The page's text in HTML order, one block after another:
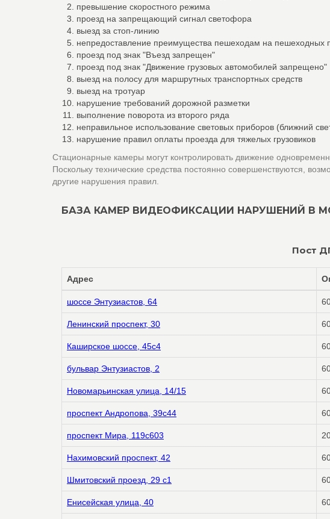
превышение скоростного режима
проезд на запрещающий сигнал светофора
выезд за стоп-линию
непредоставление преимущества пешеходам на пешеходных
проезд под знак "Въезд запрещен"
проезд под знак "Движение грузовых автомобилей запрещено"
выезд на полосу для маршрутных транспортных средств
выезд на тротуар
нарушение требований дорожной разметки
выполнение поворота из второго ряда
неправильное использование световых приборов (ближний
нарушение правил оплаты проезда для тяжелых грузовиков
Стационарные камеры могут контролировать движение
Поскольку технические средства постоянно совершенствуются,
другие нарушения правил.
БАЗА КАМЕР ВИДЕОФИКСАЦИИ НАРУШЕНИЙ В
Пост
Адрес
шоссе Энтузиастов, 64
Ленинский проспект, 30
Каширское шоссе, 45с4
бульвар Энтузиастов, 2
Новомарьинская улица, 14/15
проспект Андропова, 39с44
проспект Мира, 119с603
Нахимовский проспект, 42
Шмитовский проезд, 29 с1
Енисейская улица, 40